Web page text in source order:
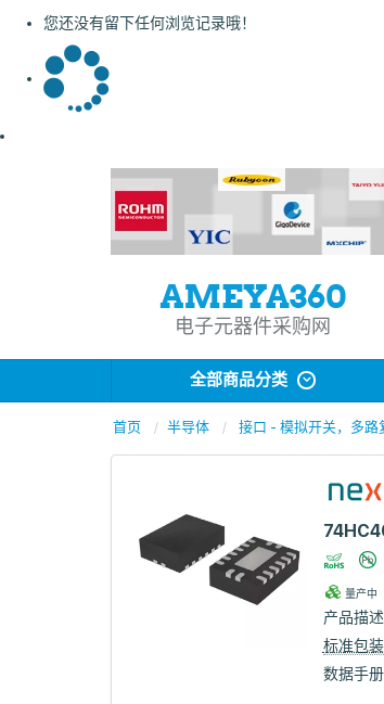
您还没有留下任何浏览记录哦！
电子元器件采购网
全部商品分类
首页 半导体 接口 - 模拟开关，多路
量产中
产品描述
标准包装
数据手